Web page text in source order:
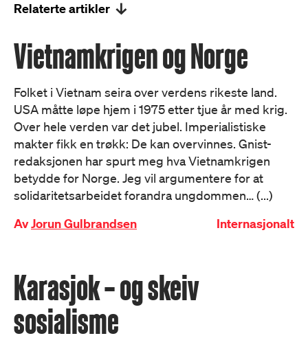
Relaterte artikler
Vietnamkrigen og Norge
Folket i Vietnam seira over verdens rikeste land.
USA måtte løpe hjem i 1975 etter tjue år med krig.
Over hele verden var det jubel. Imperialistiske
makter fikk en trøkk: De kan overvinnes. Gnist-
redaksjonen har spurt meg hva Vietnamkrigen
betydde for Norge. Jeg vil argumentere for at
solidaritetsarbeidet forandra ungdommen… (...)
AvJorun Gulbrandsen Internasjonalt
Karasjok – og skeiv
sosialisme